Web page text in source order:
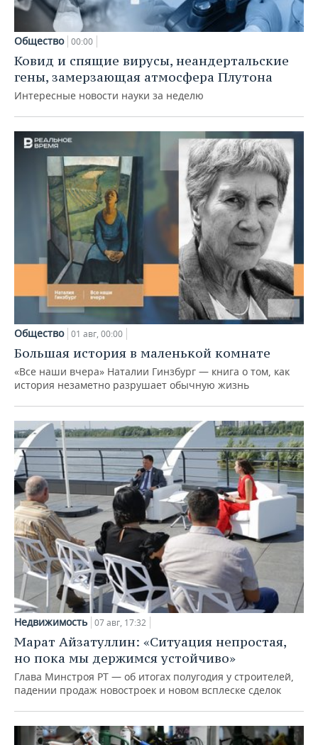
Общество 00:00
Ковид и спящие вирусы, неандертальские
гены, замерзающая атмосфера Плутона
Интересные новости науки за неделю
Общество 01 авг, 00:00
Большая история в маленькой комнате
«Все наши вчера» Наталии Гинзбург — книга о том, как
история незаметно разрушает обычную жизнь
Недвижимость 07 авг, 17:32
Марат Айзатуллин: «Ситуация непростая,
но пока мы держимся устойчиво»
Глава Минстроя РТ — об итогах полугодия у строителей,
падении продаж новостроек и новом всплеске сделок